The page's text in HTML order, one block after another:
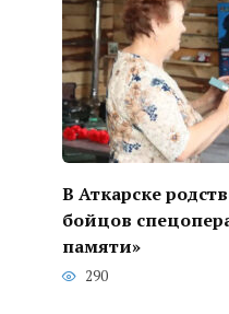
В Аткарске
бойцов
памяти»
290